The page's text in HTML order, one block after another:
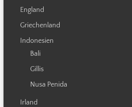
England
Griechenland
Indonesien
Bali
Gillis
Nusa Penida
Irland